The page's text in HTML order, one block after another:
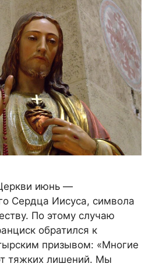
июнь —
Сердца Иисуса, символа
По этому случаю
обратился к
призывом: «Многие
тяжких лишений. Мы